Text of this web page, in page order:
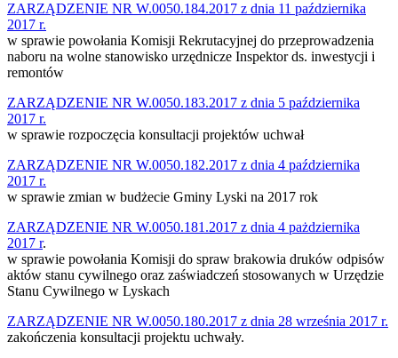
ZARZĄDZENIE NR W.0050.184.2017 z dnia 11 października
2017 r.
w sprawie powołania Komisji Rekrutacyjnej do przeprowadzenia
naboru na wolne stanowisko urzędnicze Inspektor ds. inwestycji i
remontów
ZARZĄDZENIE NR W.0050.183.2017 z dnia 5 października
2017 r.
w sprawie rozpoczęcia konsultacji projektów uchwał
ZARZĄDZENIE NR W.0050.182.2017 z dnia 4 października
2017 r.
w sprawie zmian w budżecie Gminy Lyski na 2017 rok
ZARZĄDZENIE NR W.0050.181.2017 z dnia 4 pażdziernika
2017 r.
w sprawie powołania Komisji do spraw brakowia druków odpisów
aktów stanu cywilnego oraz zaświadczeń stosowanych w Urzędzie
Stanu Cywilnego w Lyskach
ZARZĄDZENIE NR W.0050.180.2017 z dnia 28 września 2017 r.
zakończenia konsultacji projektu uchwały.